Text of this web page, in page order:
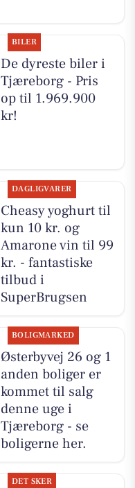
BILER
De dyreste biler i
Tjæreborg - Pris
op til 1.969.900
kr!
DAGLIGVARER
Cheasy yoghurt til
kun 10 kr. og
Amarone vin til 99
kr. - fantastiske
tilbud i
SuperBrugsen
BOLIGMARKED
Østerbyvej 26 og 1
anden boliger er
kommet til salg
denne uge i
Tjæreborg - se
boligerne her.
DET SKER